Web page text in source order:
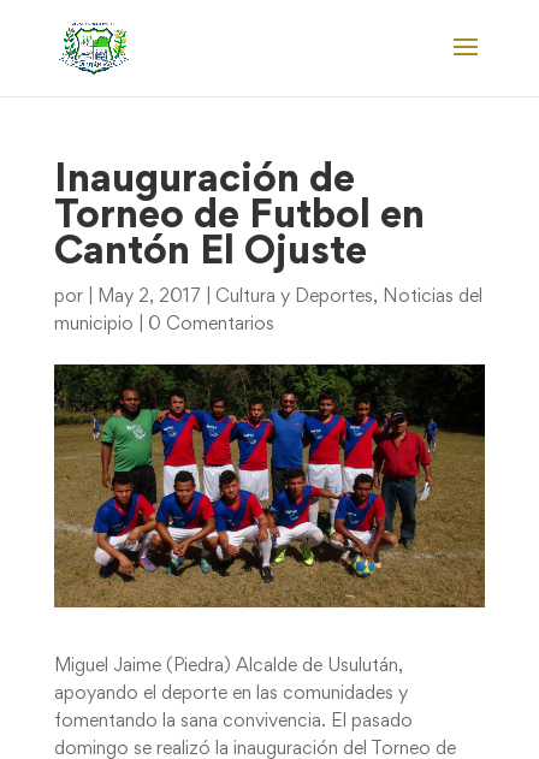
Inauguración de
Torneo de Futbol en
Cantón El Ojuste
por May 2, 2017 Cultura y Deportes,
Noticias del
municipio
0 Comentarios
Miguel Jaime (Piedra) Alcalde de Usulután,
apoyando el deporte en las comunidades y
fomentando la sana convivencia. El pasado
domingo se realizó la inauguración del Torneo de